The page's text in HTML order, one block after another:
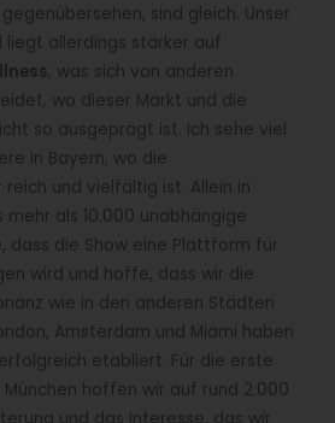
sind gleich. Unser
liegt allerdings stärker auf
, was sich von anderen
wo dieser Markt und die
so ausgeprägt ist. Ich sehe viel
in Bayern, wo die
und vielfältig ist. Allein in
als 10.000 unabhängige
dass die Show eine Plattform für
wird und hoffe, dass wir die
wie in den anderen Städten
Amsterdam und Miami haben
etabliert. Für die erste
hoffen wir auf rund 2.000